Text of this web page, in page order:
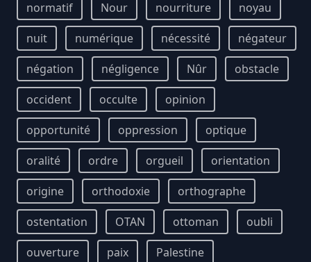
normatif Nour nourriture
noyau
nuit
numérique nécessité
négateur
négation
négligence Nûr
obstacle
occident
occulte
opinion
opportunité
oppression
optique
oralité
ordre orgueil
orientation
origine
orthodoxie
orthographe
ostentation
OTAN ottoman
oubli
ouverture
paix
Palestine